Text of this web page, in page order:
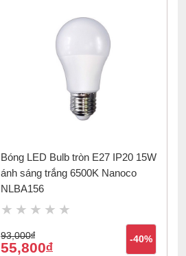
Bóng LED Bulb tròn E27 IP20 15W
ánh sáng trắng 6500K Nanoco
NLBA156
93,000đ
55,800đ
-40%